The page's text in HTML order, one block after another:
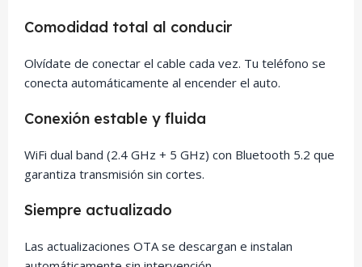
Comodidad total al conducir
Olvídate de conectar el cable cada vez. Tu teléfono se
conecta automáticamente al encender el auto.
Conexión estable y fluida
WiFi dual band (2.4 GHz + 5 GHz) con Bluetooth 5.2 que
garantiza transmisión sin cortes.
Siempre actualizado
Las actualizaciones OTA se descargan e instalan